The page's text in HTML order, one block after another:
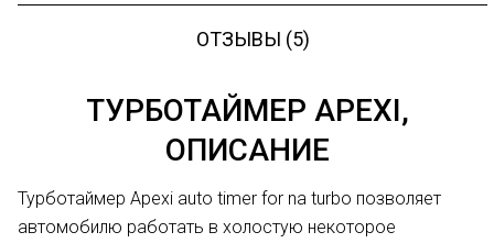
ОТЗЫВЫ (5)
ТУРБОТАЙМЕР APEXI,
ОПИСАНИЕ
Турботаймер Apexi auto timer for na turbo позволяет
автомобилю работать в холостую некоторое